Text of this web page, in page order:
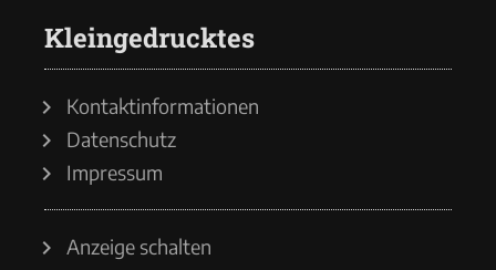
Kleingedrucktes
Kontaktinformationen
Datenschutz
Impressum
Anzeige schalten